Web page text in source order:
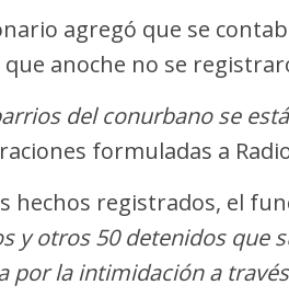
agregó que se
anoche no se
del conurbano se
formuladas a
hechos registrados, el
y otros 50 detenidos que
por la intimidación a